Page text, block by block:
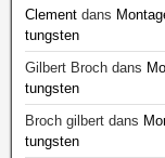
Clement dans
tungsten
Gilbert Broch dans
tungsten
Broch gilbert dans
tungsten